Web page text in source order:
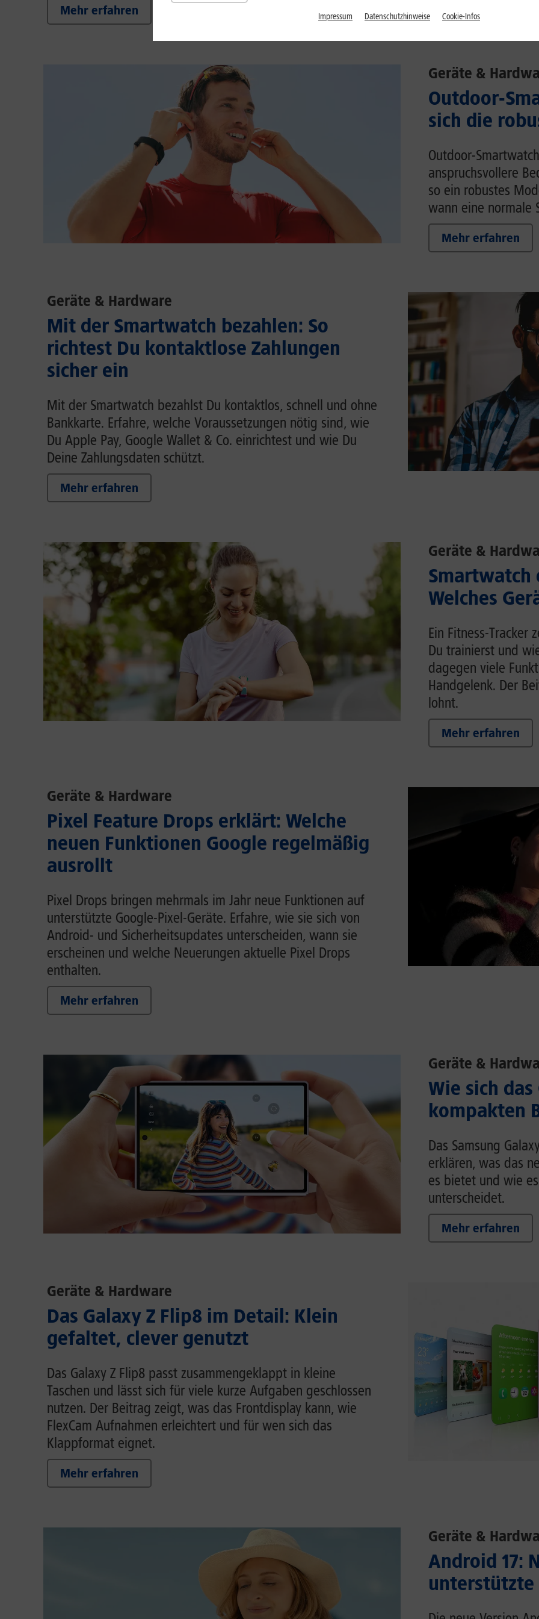
Mehr erfahren
Geräte &
Outdoor-
sich die
Outdoor-
anspruchsvollere
so ein robustes
wann eine normale
Mehr erfahren
Geräte & Hardware
Mit der Smartwatch bezahlen: So
richtest Du kontaktlose Zahlungen
sicher ein
Mit der Smartwatch bezahlst Du kontaktlos, schnell und ohne
Bankkarte. Erfahre, welche Voraussetzungen nötig sind, wie
Du Apple Pay, Google Wallet & Co. einrichtest und wie Du
Deine Zahlungsdaten schützt.
Mehr erfahren
Geräte &
Smartwatch
Welches
Ein Fitness-Tracker
Du trainierst und
dagegen viele
Handgelenk. Der
lohnt.
Mehr erfahren
Geräte & Hardware
Pixel Feature Drops erklärt: Welche
neuen Funktionen Google regelmäßig
ausrollt
Pixel Drops bringen mehrmals im Jahr neue Funktionen auf
unterstützte Google-Pixel-Geräte. Erfahre, wie sie sich von
Android- und Sicherheitsupdates unterscheiden, wann sie
erscheinen und welche Neuerungen aktuelle Pixel Drops
enthalten.
Mehr erfahren
Geräte &
Wie sich
kompakten
Das Samsung
erklären, was das
es bietet und wie
unterscheidet.
Mehr erfahren
Geräte & Hardware
Das Galaxy Z Flip8 im Detail: Klein
gefaltet, clever genutzt
Das Galaxy Z Flip8 passt zusammengeklappt in kleine
Taschen und lässt sich für viele kurze Aufgaben geschlossen
nutzen. Der Beitrag zeigt, was das Frontdisplay kann, wie
FlexCam Aufnahmen erleichtert und für wen sich das
Klappformat eignet.
Mehr erfahren
Geräte &
Android 17:
unterstützte
Impressum Datenschutzhinweise Cookie-Infos